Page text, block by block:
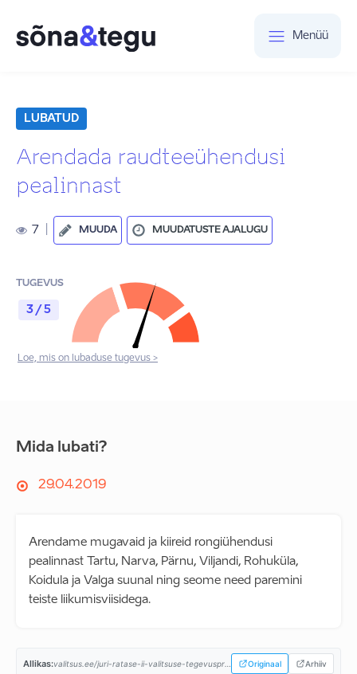
Menüü
LUBATUD
Arendada raudteeühendusi
pealinnast
7 MUUDA MUUDATUSTE AJALUGU
TUGEVUS
3 / 5
Loe, mis on lubaduse tugevus >
Mida lubati?
29.04.2019
Arendame mugavaid ja kiireid rongiühendusi
pealinnast Tartu, Narva, Pärnu, Viljandi, Rohuküla,
Koidula ja Valga suunal ning seome need paremini
teiste liikumisviisidega.
Allikas: Originaal Arhiiv